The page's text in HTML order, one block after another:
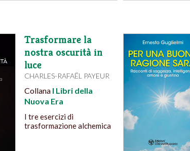
Trasformare la
nostra oscurità in
luce
CHARLES-RAFAËL PAYEUR
Collana I Libri della
Nuova Era
I tre esercizi di
trasformazione alchemica